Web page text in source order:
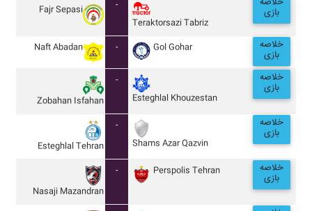
Fajr Sepasi
-
Teraktorsazi Tabriz
بازی
Naft Abadan - Gol Gohar خلاصه
بازی
Zobahan Isfahan
-
Esteghlal Khouzestan
خلاصه
بازی
Esteghlal Tehran
-
Shams Azar Qazvin
خلاصه
بازی
Nasaji Mazandran
- Perspolis Tehran خلاصه
بازی